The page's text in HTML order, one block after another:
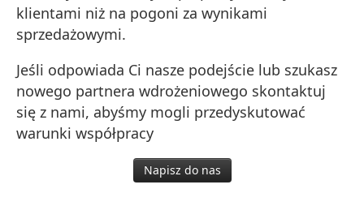
klientami niż na pogoni za wynikami
sprzedażowymi.
Jeśli odpowiada Ci nasze podejście lub szukasz
nowego partnera wdrożeniowego skontaktuj
się z nami, abyśmy mogli przedyskutować
warunki współpracy
Napisz do nas